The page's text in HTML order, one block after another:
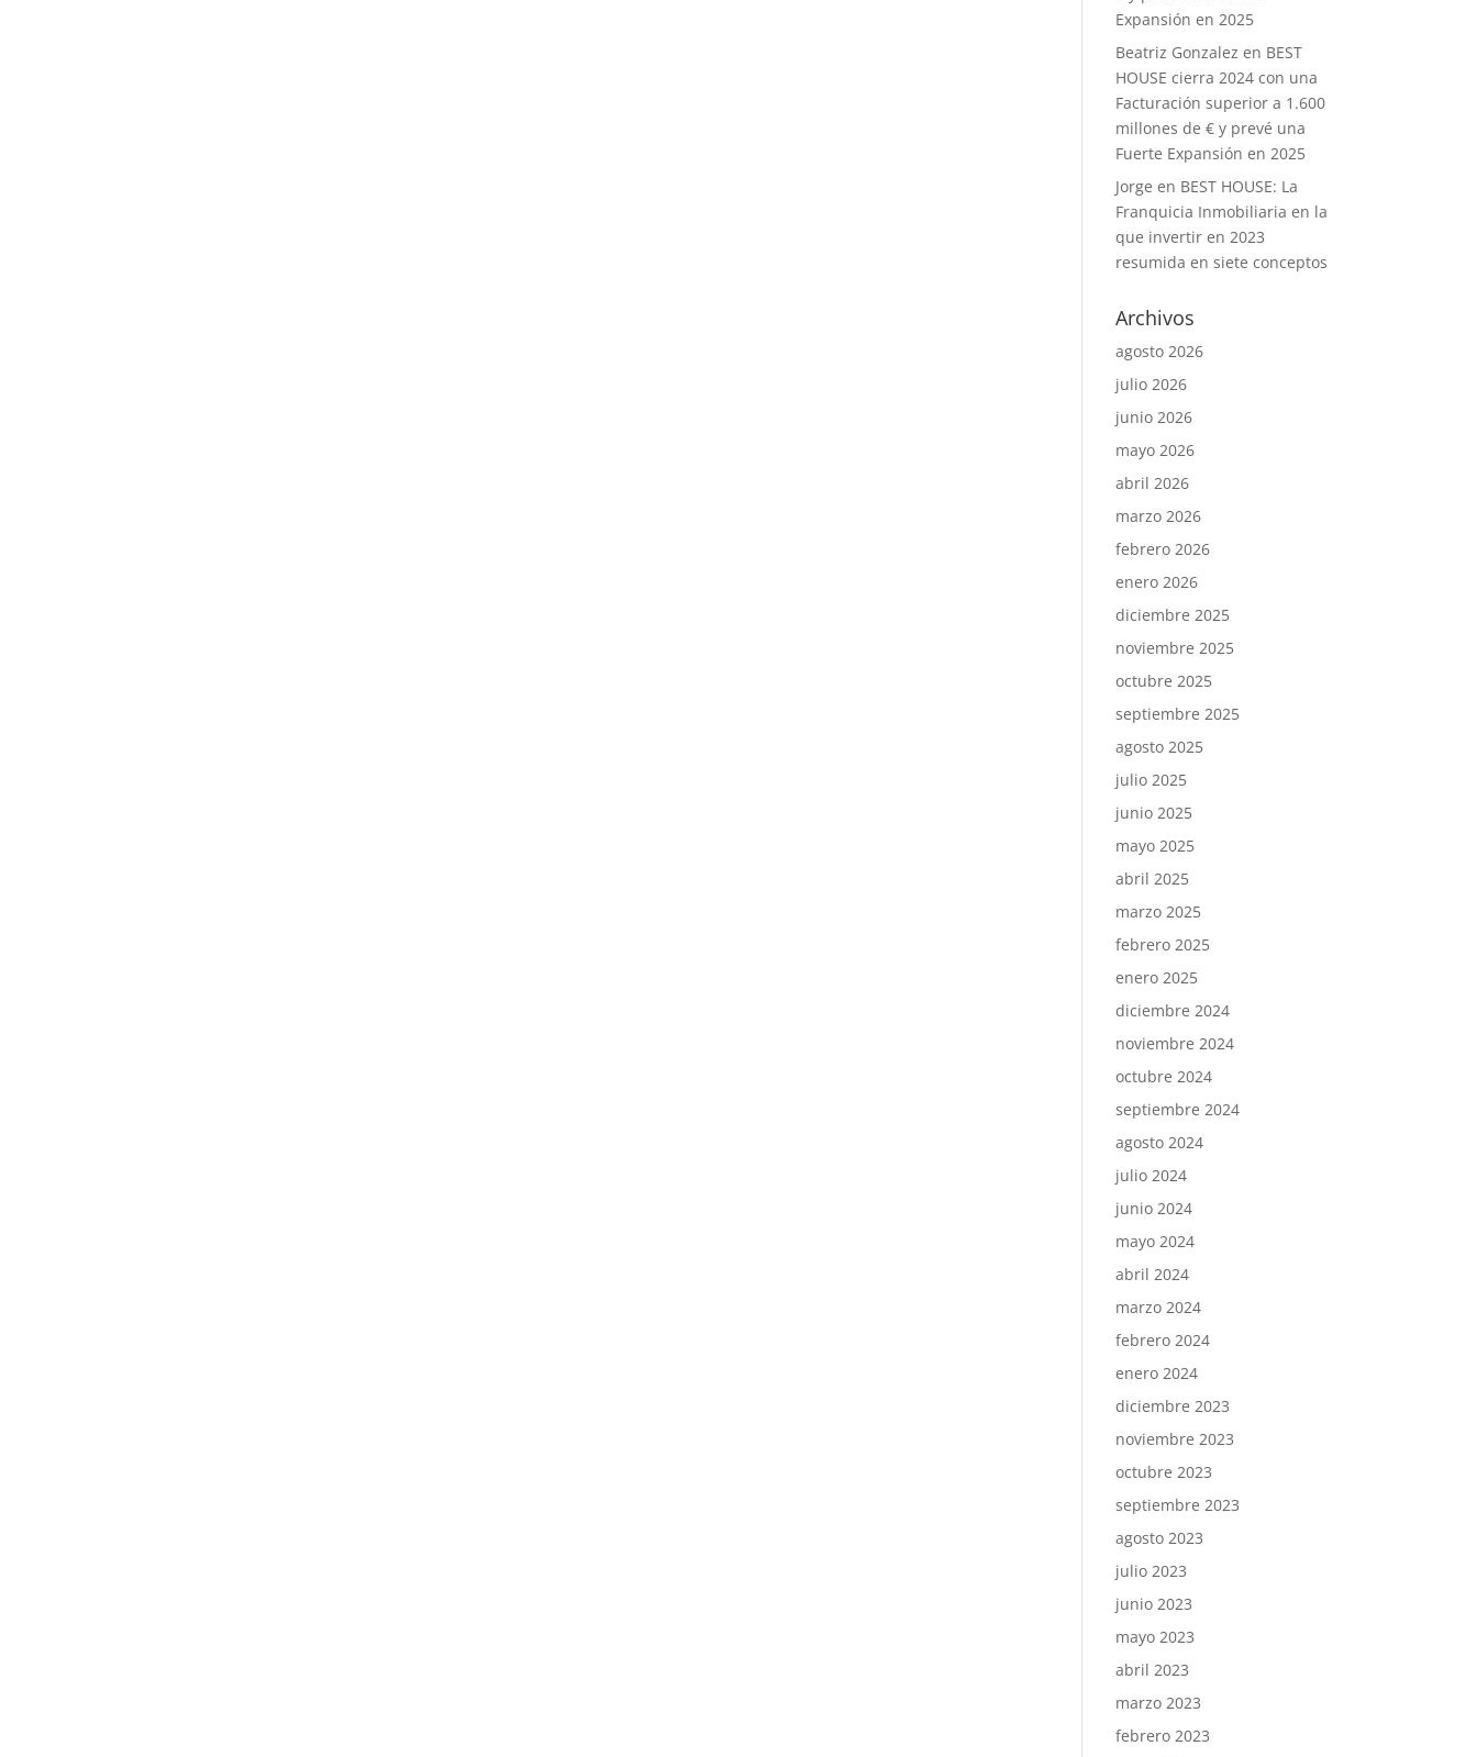
Expansión en 2025
Beatriz Gonzalez en BEST
HOUSE cierra 2024 con una
Facturación superior a 1.600
millones de € y prevé una
Fuerte Expansión en 2025
Jorge en BEST HOUSE: La
Franquicia Inmobiliaria en la
que invertir en 2023
resumida en siete conceptos
Archivos
agosto 2026
julio 2026
junio 2026
mayo 2026
abril 2026
marzo 2026
febrero 2026
enero 2026
diciembre 2025
noviembre 2025
octubre 2025
septiembre 2025
agosto 2025
julio 2025
junio 2025
mayo 2025
abril 2025
marzo 2025
febrero 2025
enero 2025
diciembre 2024
noviembre 2024
octubre 2024
septiembre 2024
agosto 2024
julio 2024
junio 2024
mayo 2024
abril 2024
marzo 2024
febrero 2024
enero 2024
diciembre 2023
noviembre 2023
octubre 2023
septiembre 2023
agosto 2023
julio 2023
junio 2023
mayo 2023
abril 2023
marzo 2023
febrero 2023